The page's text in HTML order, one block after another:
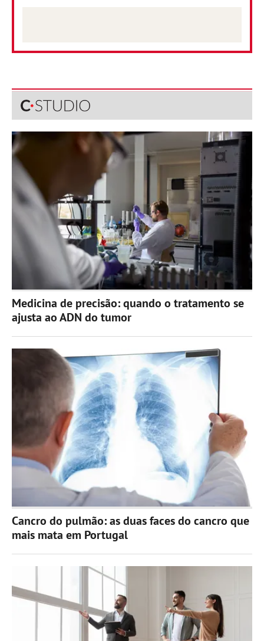
Medicina de precisão: quando o tratamento se
ajusta ao ADN do tumor
Cancro do pulmão: as duas faces do cancro que
mais mata em Portugal